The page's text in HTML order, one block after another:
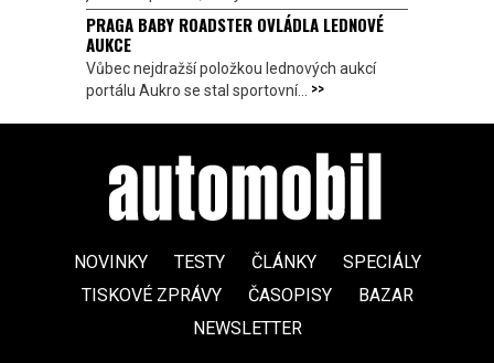
PRAGA BABY ROADSTER OVLÁDLA LEDNOVÉ
AUKCE
Vůbec nejdražší položkou lednových aukcí
portálu Aukro se stal sportovní... >>
NOVINKY TESTY ČLÁNKY
SPECIÁLY
TISKOVÉ ZPRÁVY
ČASOPISY
BAZAR
NEWSLETTER